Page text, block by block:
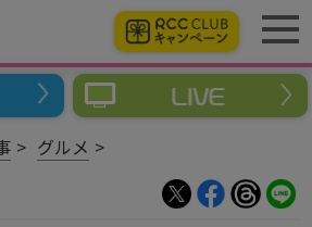
グルメ